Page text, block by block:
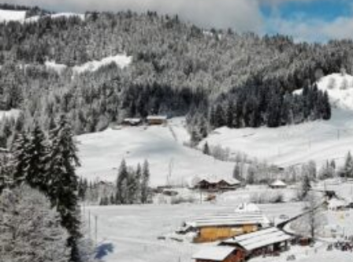
Kandersteg jinak: výšlap do
údolí Üschenetal bez davů
turistů
Tak se to sešlo, že dvě z našich dětí měly poslední srpnovou neděli
hokejové zápasy hned po sobě – a to kde jinde než v Kanderstegu.
Příležitost jet do Kanderstegu v Berner Oberland jsem si
samozřejmě nemohla nechat ujít. Ale jak skloubit hokejový maraton
a nějaký hezký výšlap?
Na turisticky zprofanovanéOeschinenseejsem samozřejmě ani
nepomyslela – chtěla jsem něco méně známého. Hledala jsem a
našla: výšlap do malebného horského údolí Üschenetal (také
Ueschinental).